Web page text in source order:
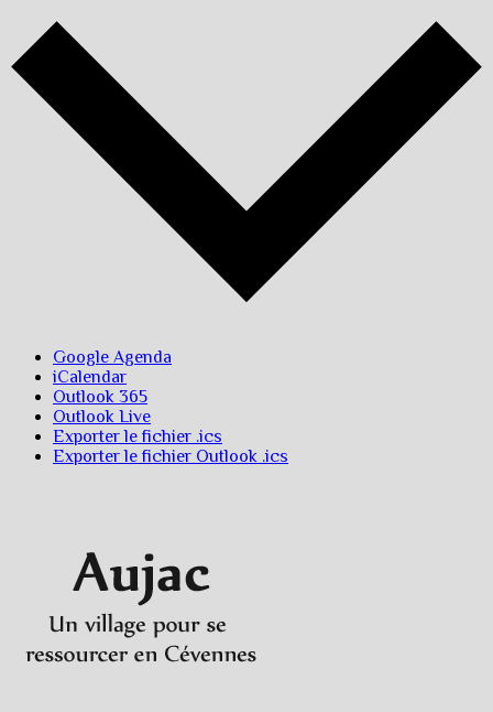
Google Agenda
iCalendar
Outlook 365
Outlook Live
Exporter le fichier .ics
Exporter le fichier Outlook .ics